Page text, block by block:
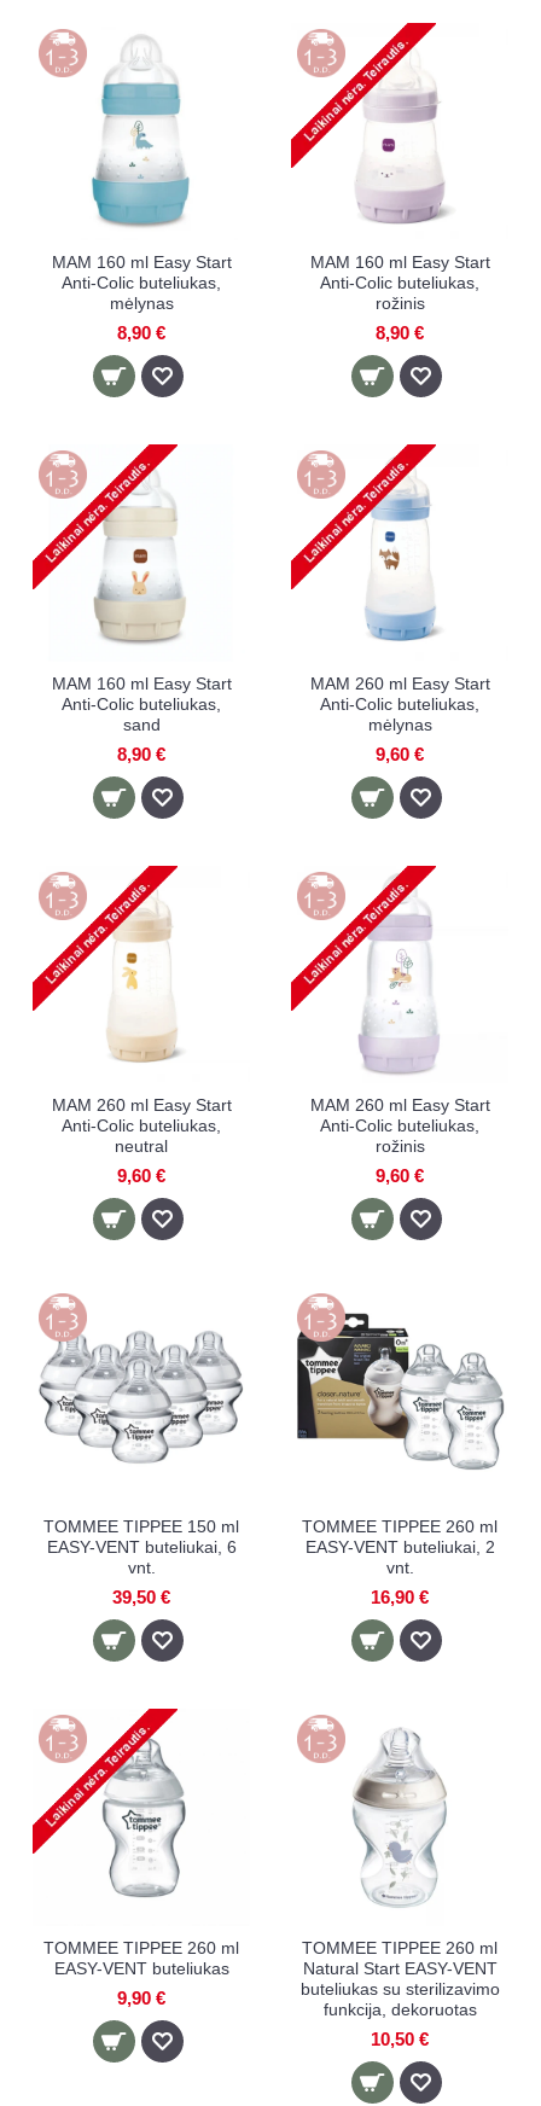
MAM 160 ml Easy Start
Anti-Colic buteliukas,
mėlynas
8,90 €
MAM 160 ml Easy Start
Anti-Colic buteliukas,
rožinis
8,90 €
MAM 160 ml Easy Start
Anti-Colic buteliukas,
sand
8,90 €
MAM 260 ml Easy Start
Anti-Colic buteliukas,
mėlynas
9,60 €
MAM 260 ml Easy Start
Anti-Colic buteliukas,
neutral
9,60 €
MAM 260 ml Easy Start
Anti-Colic buteliukas,
rožinis
9,60 €
TOMMEE TIPPEE 150 ml
EASY-VENT buteliukai, 6
vnt.
39,50 €
TOMMEE TIPPEE 260 ml
EASY-VENT buteliukai, 2
vnt.
16,90 €
TOMMEE TIPPEE 260 ml
EASY-VENT buteliukas
9,90 €
TOMMEE TIPPEE 260 ml
Natural Start EASY-VENT
buteliukas su sterilizavimo
funkcija, dekoruotas
10,50 €